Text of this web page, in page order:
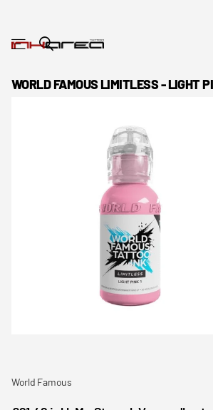
WORLD FAMOUS LIMITLESS - LIGHT
World Famous